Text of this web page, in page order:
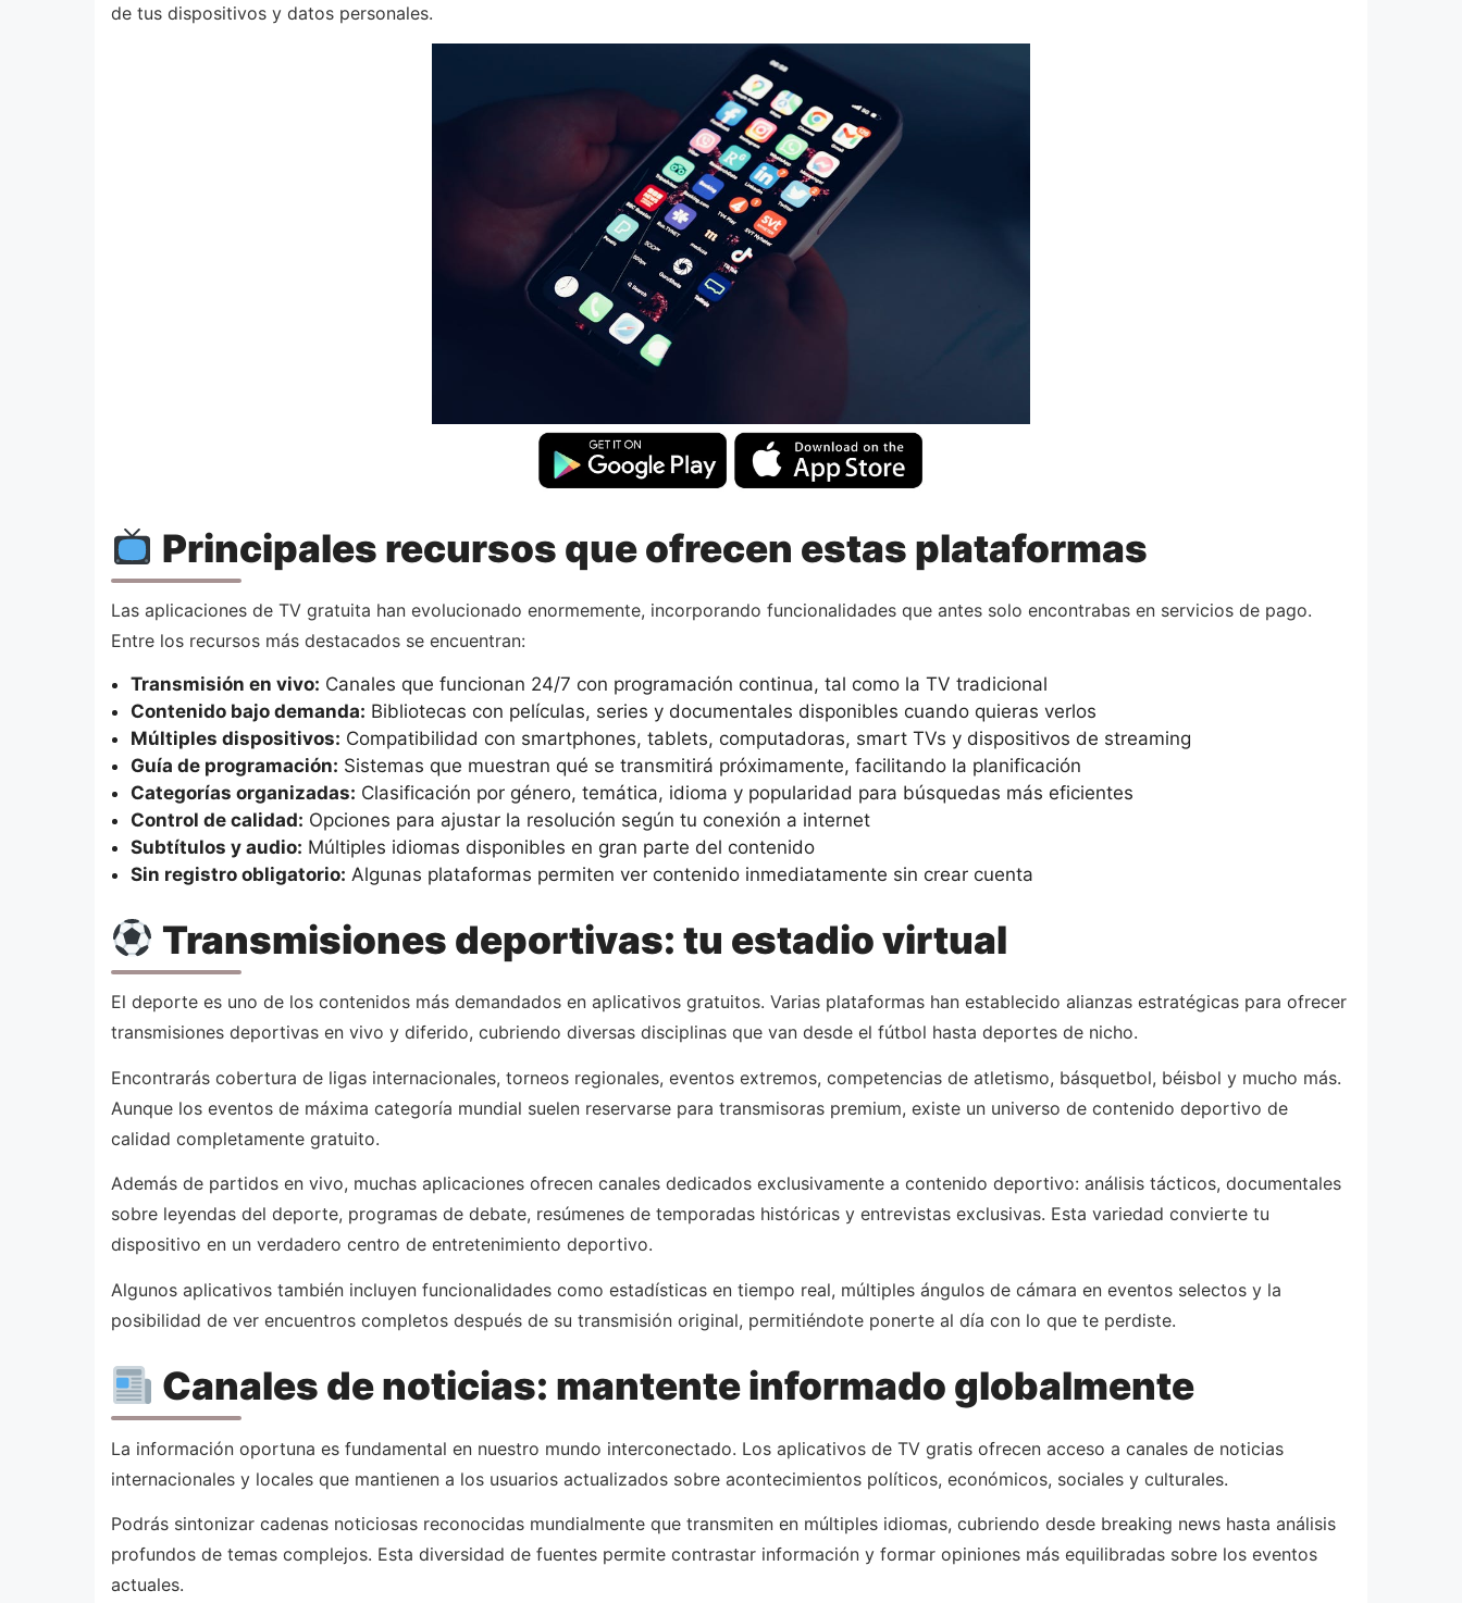
de tus dispositivos y datos personales.
Principales recursos que ofrecen estas plataformas
Las aplicaciones de TV gratuita han evolucionado enormemente, incorporando funcionalidades que antes solo encontrabas en servicios de pago.
Entre los recursos más destacados se encuentran:
Transmisión en vivo: Canales que funcionan 24/7 con programación continua, tal como la TV tradicional
Contenido bajo demanda: Bibliotecas con películas, series y documentales disponibles cuando quieras verlos
Múltiples dispositivos: Compatibilidad con smartphones, tablets, computadoras, smart TVs y dispositivos de streaming
Guía de programación: Sistemas que muestran qué se transmitirá próximamente, facilitando la planificación
Categorías organizadas: Clasificación por género, temática, idioma y popularidad para búsquedas más eficientes
Control de calidad: Opciones para ajustar la resolución según tu conexión a internet
Subtítulos y audio: Múltiples idiomas disponibles en gran parte del contenido
Sin registro obligatorio: Algunas plataformas permiten ver contenido inmediatamente sin crear cuenta
Transmisiones deportivas: tu estadio virtual
El deporte es uno de los contenidos más demandados en aplicativos gratuitos. Varias plataformas han establecido alianzas estratégicas para ofrecer
transmisiones deportivas en vivo y diferido, cubriendo diversas disciplinas que van desde el fútbol hasta deportes de nicho.
Encontrarás cobertura de ligas internacionales, torneos regionales, eventos extremos, competencias de atletismo, básquetbol, béisbol y mucho más.
Aunque los eventos de máxima categoría mundial suelen reservarse para transmisoras premium, existe un universo de contenido deportivo de
calidad completamente gratuito.
Además de partidos en vivo, muchas aplicaciones ofrecen canales dedicados exclusivamente a contenido deportivo: análisis tácticos, documentales
sobre leyendas del deporte, programas de debate, resúmenes de temporadas históricas y entrevistas exclusivas. Esta variedad convierte tu
dispositivo en un verdadero centro de entretenimiento deportivo.
Algunos aplicativos también incluyen funcionalidades como estadísticas en tiempo real, múltiples ángulos de cámara en eventos selectos y la
posibilidad de ver encuentros completos después de su transmisión original, permitiéndote ponerte al día con lo que te perdiste.
Canales de noticias: mantente informado globalmente
La información oportuna es fundamental en nuestro mundo interconectado. Los aplicativos de TV gratis ofrecen acceso a canales de noticias
internacionales y locales que mantienen a los usuarios actualizados sobre acontecimientos políticos, económicos, sociales y culturales.
Podrás sintonizar cadenas noticiosas reconocidas mundialmente que transmiten en múltiples idiomas, cubriendo desde breaking news hasta análisis
profundos de temas complejos. Esta diversidad de fuentes permite contrastar información y formar opiniones más equilibradas sobre los eventos
actuales.